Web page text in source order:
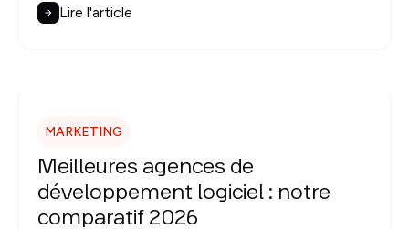
Lire l'article
MARKETING
Meilleures agences de
développement logiciel : notre
comparatif 2026